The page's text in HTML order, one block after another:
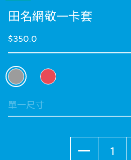
田名網敬一卡套
$350.0
選擇 顏色
selected